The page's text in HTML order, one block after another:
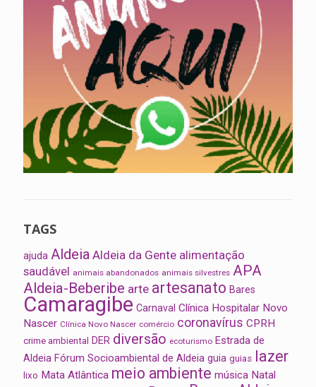
TAGS
ajuda Aldeia Aldeia da Gente alimentação
saudável animais abandonados animais silvestres APA
Aldeia-Beberibe arte artesanato Bares
Camaragibe Carnaval Clínica Hospitalar Novo
Nascer Clínica Novo Nascer comércio coronavírus CPRH
crime ambiental DER diversão ecoturismo Estrada de
Aldeia Fórum Socioambiental de Aldeia guia guias lazer
lixo Mata Atlântica meio ambiente música Natal